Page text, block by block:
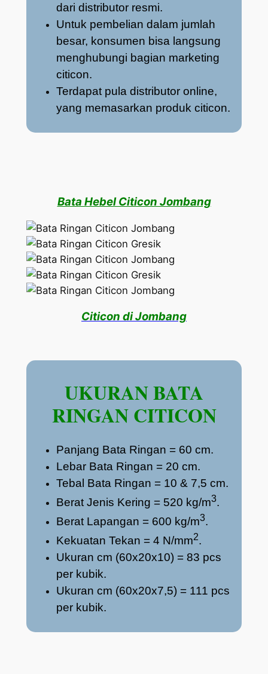
dari distributor resmi.
Untuk pembelian dalam jumlah
besar, konsumen bisa langsung
menghubungi bagian marketing
citicon.
Terdapat pula distributor online,
yang memasarkan produk citicon.
Bata Hebel Citicon Jombang
Citicon di Jombang
UKURAN BATA
RINGAN CITICON
Panjang Bata Ringan = 60 cm.
Lebar Bata Ringan = 20 cm.
Tebal Bata Ringan = 10 & 7,5 cm.
Berat Jenis Kering = 520 kg/m3.
Berat Lapangan = 600 kg/m3.
Kekuatan Tekan = 4 N/mm2.
Ukuran cm (60x20x10) = 83 pcs
per kubik.
Ukuran cm (60x20x7,5) = 111 pcs
per kubik.